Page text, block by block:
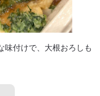
味付けで、大根おろしも